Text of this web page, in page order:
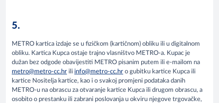
5.
METRO kartica izdaje se u fizičkom (kartičnom) obliku ili u digitalnom
obliku. Kartica Kupca ostaje trajno vlasništvo METRO-a. Kupac je
dužan bez odgode obavijestiti METRO pisanim putem ili e-mailom na
metro@metro-cc.hr ili info@metro-cc.hr o gubitku kartice Kupca ili
kartice Nositelja kartice, kao i o svakoj promjeni podataka danih
METRO-u na obrascu za otvaranje kartice Kupca ili drugom obrascu, a
osobito o prestanku ili zabrani poslovanja u okviru njegove trgovačke,